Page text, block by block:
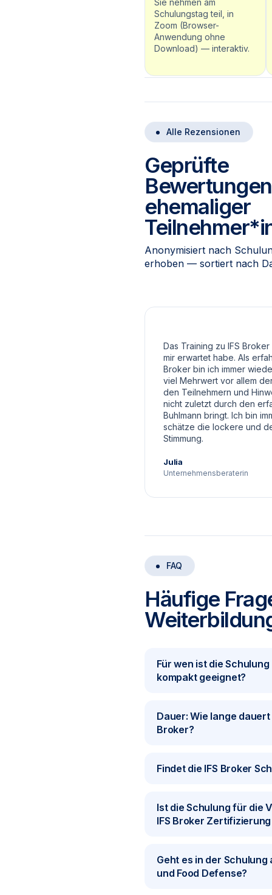
Sie nehmen am
Schulungstag teil, in
Zoom (Browser-
Anwendung ohne
Download) — interaktiv.
Alle Rezensionen
Geprüfte
Bewertungen
ehemaliger
Anonymisiert nach
erhoben — sortiert nach
Das Training zu IFS
mir erwartet habe. Als
Broker bin ich immer
viel Mehrwert vor allem
den Teilnehmern und
nicht zuletzt durch den
Buhlmann bringt. Ich bin
schätze die lockere und
Stimmung.
Julia
Unternehmensberaterin
FAQ
Häufige
Für wen ist die Schulung
kompakt geeignet?
Dauer: Wie lange dauert
Broker?
Findet die IFS Broker
Ist die Schulung für die
IFS Broker
Geht es in der Schulung
und Food Defense?